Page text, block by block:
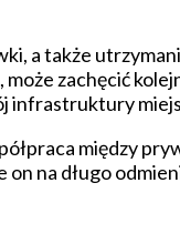
a także
zachęcić
infrastruktury
między
na długo